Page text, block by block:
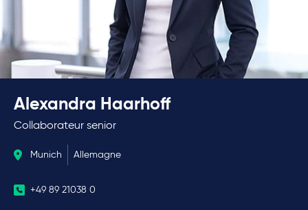
Alexandra Haarhoff
Collaborateur senior
Munich Allemagne
+49 89 21038 0